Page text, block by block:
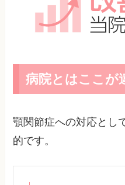
病院とはここが
顎関節症への対応とし
的です。